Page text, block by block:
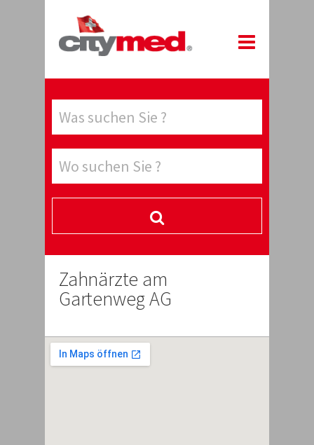
Zahnärzte am
Gartenweg AG